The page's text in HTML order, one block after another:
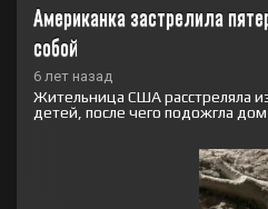
Американка застрелила
собой
6 лет назад
Жительница США расстреляла
детей, после чего подожгла